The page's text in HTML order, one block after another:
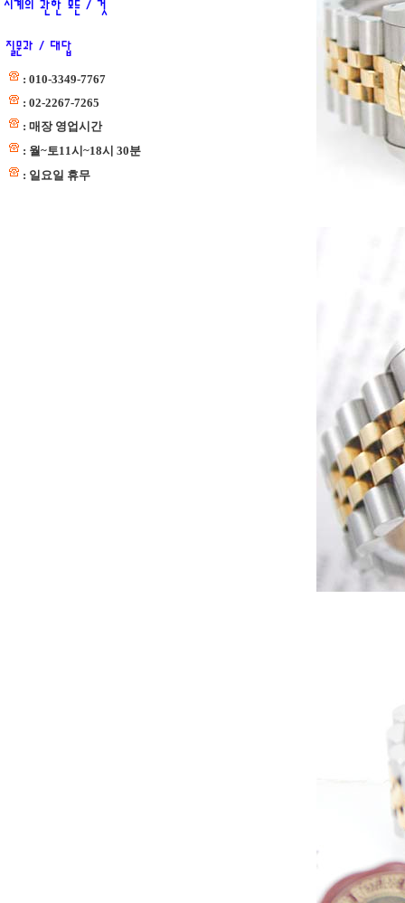
: 010-3349-7767
: 02-2267-7265
: 매장 영업시간
: 월~토11시~18시 30분
: 일요일 휴무